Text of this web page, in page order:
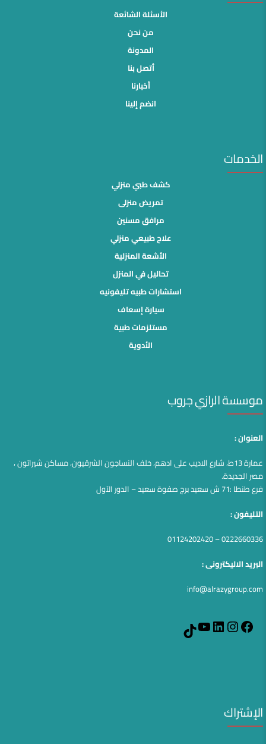
الأسئلة الشائعة
من نحن
المدونة
أتصل بنا
أخبارنا
انضم إلينا
الخدمات
كشف طبي منزلي
تمريض منزلى
مرافق مسنين
علاج طبيعي منزلي
الأشعة المنزلية
تحاليل في المنزل
استشارات طبيه تليفونيه
سيارة إسعاف
مستلزمات طبية
الأدوية
موسسة الرازي جروب
العنوان :
عمارة 13ط، شارع الاديب على ادهم، خلف النساجون الشرقيون، مساكن شيراتون ،
مصر الجديدة.
فرع طنطا :71 ش سعيد برج صفوة سعيد – الدور الآول
التليفون :
0222660336 – 01124202420
البريد الاليكترونى :
info@alrazygroup.com
Facebook
Instagram
LinkedIn
YouTube
الإشتراك